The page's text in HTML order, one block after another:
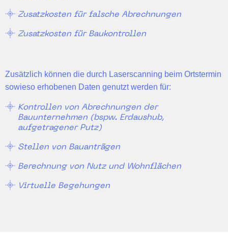
Zusatzkosten für falsche Abrechnungen
Zusatzkosten für Baukontrollen
Zusätzlich können die durch Laserscanning beim Ortstermin
sowieso erhobenen Daten genutzt werden für:
Kontrollen von Abrechnungen der
Bauunternehmen (bspw. Erdaushub,
aufgetragener Putz)
Stellen von Bauanträgen
Berechnung von Nutz und Wohnflächen
Virtuelle Begehungen